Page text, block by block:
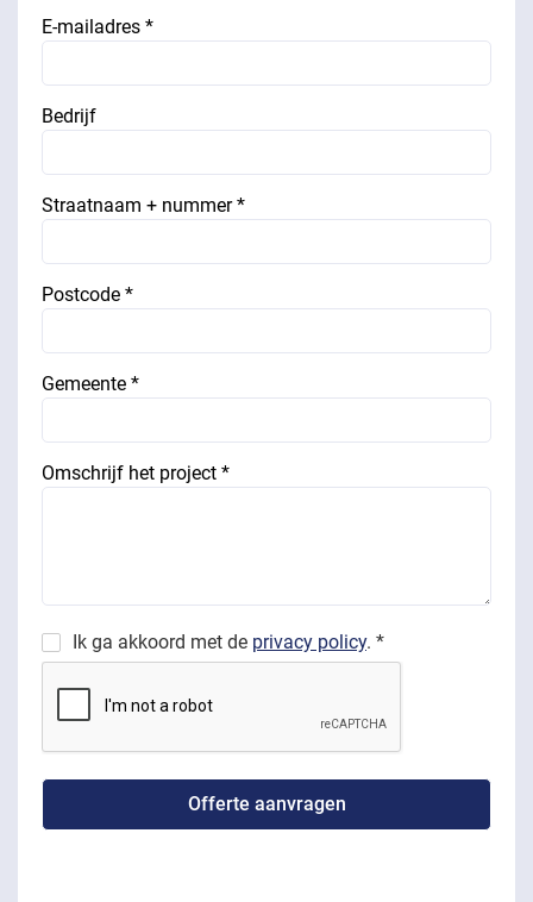
E-mailadres *
Bedrijf
Straatnaam + nummer *
Postcode *
Gemeente *
Omschrijf het project *
Ik ga akkoord met de privacy policy. *